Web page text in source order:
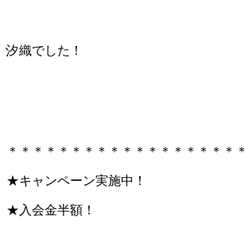
汐織でした！
＊＊＊＊＊＊＊＊＊＊＊＊＊＊＊＊＊＊＊
★キャンペーン実施中！
★入会金半額！